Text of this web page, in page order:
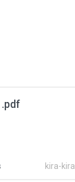
kira-